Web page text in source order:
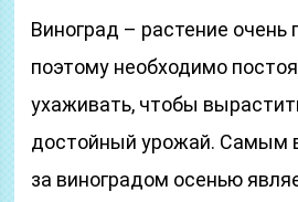
Виноград – растение очень
поэтому необходимо
ухаживать, чтобы
достойный урожай. Самым
за виноградом осенью